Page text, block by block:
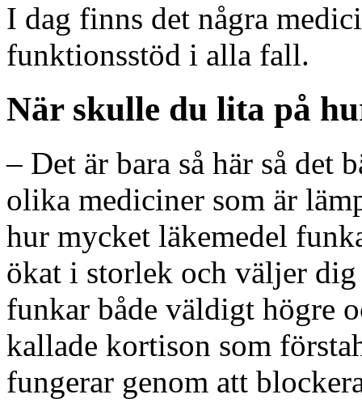
I dag finns det några
funktionsstöd i alla fall.
När skulle du lita på
– Det är bara så här så det
olika mediciner som är
hur mycket läkemedel
ökat i storlek och väljer dig
funkar både väldigt högre
kallade kortison som
fungerar genom att